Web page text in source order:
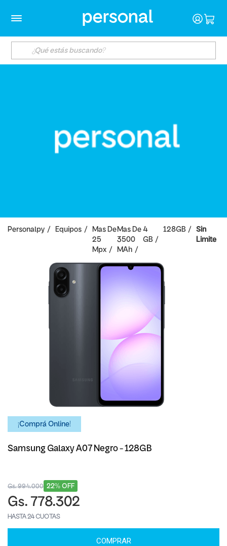
Personalpy Equipos
Mas De
25
Mpx
Mas De
3500
MAh
4
GB
128GB
Sin
Limite
¡Comprá Online!
Samsung Galaxy A07 Negro - 128GB
22% OFF
Gs. 994.000
Gs. 778.302
HASTA 24 CUOTAS
COMPRAR